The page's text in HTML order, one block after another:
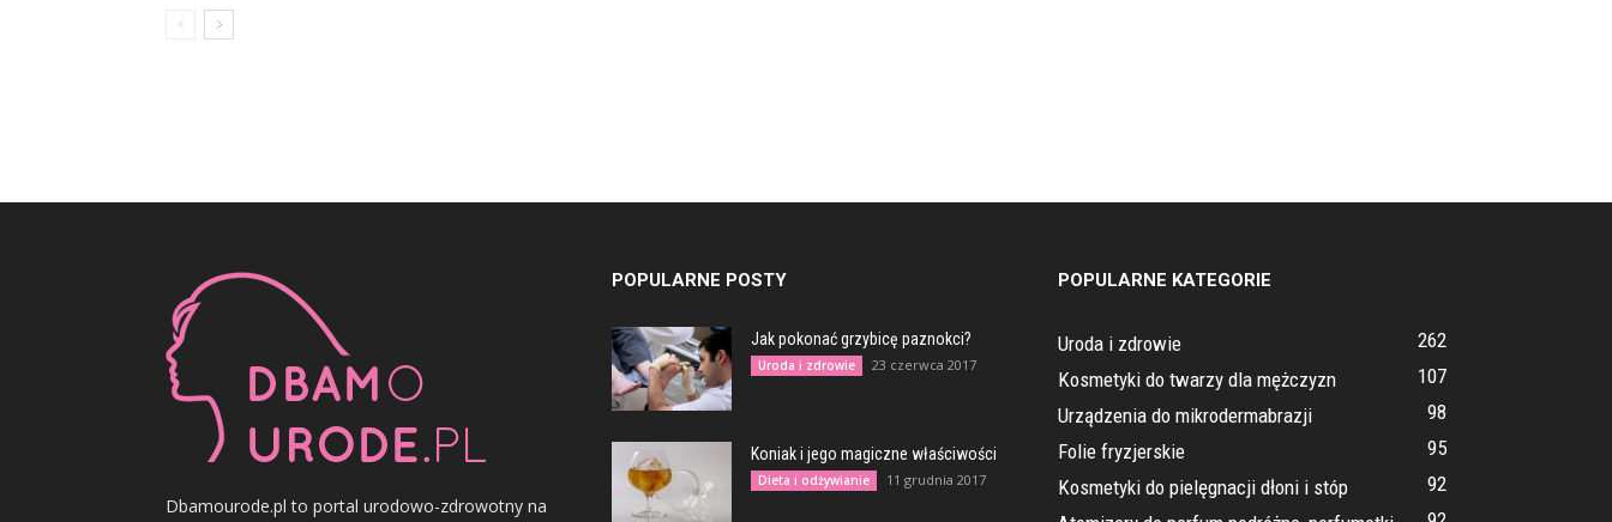
Dbamourode.pl to portal urodowo-zdrowotny na
POPULARNE POSTY
Jak pokonać grzybicę paznokci?
Uroda i zdrowie 23 czerwca 2017
Koniak i jego magiczne właściwości
Dieta i odżywianie 11 grudnia 2017
POPULARNE KATEGORIE
Uroda i zdrowie
262
Kosmetyki do twarzy dla mężczyzn
107
Urządzenia do mikrodermabrazji
98
Folie fryzjerskie
95
Kosmetyki do pielęgnacji dłoni i stóp
92